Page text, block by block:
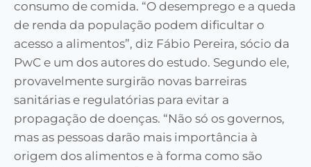
consumo de comida. “O desemprego e a queda
de renda da população podem dificultar o
acesso a alimentos”, diz Fábio Pereira, sócio da
PwC e um dos autores do estudo. Segundo ele,
provavelmente surgirão novas barreiras
sanitárias e regulatórias para evitar a
propagação de doenças. “Não só os governos,
mas as pessoas darão mais importância à
origem dos alimentos e à forma como são